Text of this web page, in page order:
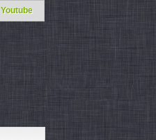
Youtube